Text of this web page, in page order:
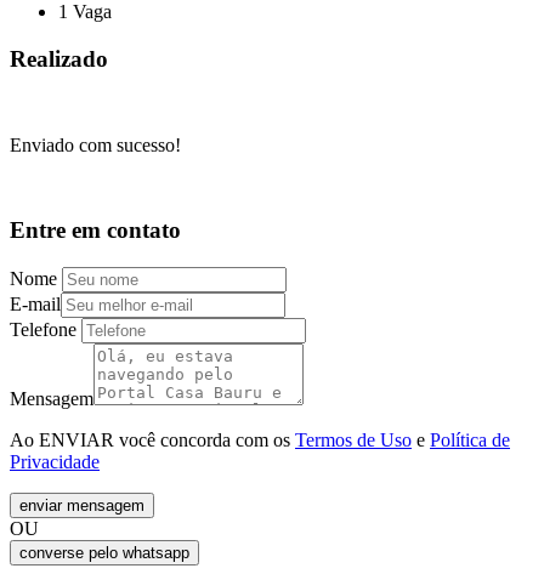
1 Vaga
Realizado
Enviado com sucesso!
Entre em contato
Nome
E-mail
Telefone
Mensagem
Ao ENVIAR você concorda com os Termos de Uso e Política de
Privacidade
enviar mensagem
OU
converse pelo whatsapp